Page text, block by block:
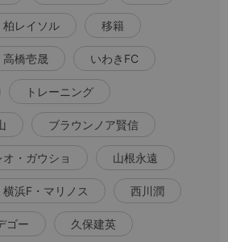
柏レイソル 移籍
高橋壱晟 いわきFC
トレーニング
ブラウンノア賢信
オ・ガウショ 山根永遠
横浜F・マリノス 西川潤
ゴー 久保建英